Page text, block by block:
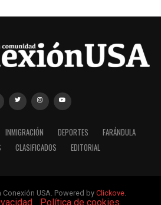
INMIGRACIÓN DEPORTES
FARÁNDULA
CLASIFICADOS EDITORIAL
USA. Powered by Clickove.
| Política de cookies